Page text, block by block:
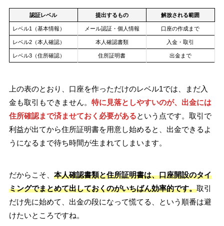
認証レベル 提出するもの 解放される範囲
レベル1（基本情報） メール認証・個人情報 口座の作成まで
レベル2（本人確認） 本人確認書類 入金・取引
レベル3（住所確認） 住所証明書 出金まで
上の表のとおり、口座を作っただけのレベル1では、まだ入
金も取引もできません。 特に見落としやすいのが、出金には
住所確認まで済ませておく必要があるという点です。取引で
利益が出てから住所証明書を用意し始めると、出金できるよ
うになるまで待ち時間が生まれてしまいます。
だからこそ、 本人確認書類と住所証明書は、口座開設のタイ
ミングでまとめて出しておくのがいちばん効率的です。取引
だけ先に始めて、出金の段になって慌てる、という順番は避
けたいところですね。